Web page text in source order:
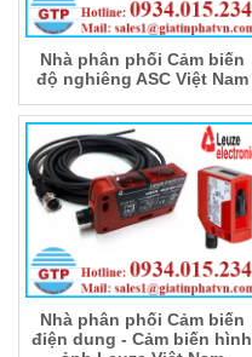
Nhà phân phối Cảm biến
độ nghiêng ASC Việt Nam
Nhà phân phối Cảm biến
điện dung - Cảm biến hình